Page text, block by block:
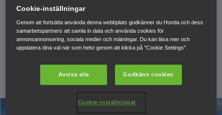
Sverige är ett fantastiskt vackert land med många ställen
att besöka. Varför inte bilsemestra i Sverige nästa gång
det är dags att ta lite ledigt? Här är lite tips inför vårens
och sommarens utflykter.
Cookie-inställningar
Genom att fortsätta använda denna webbplats godkänner du Honda och dess
samarbetspartners att samla in data och använda cookies för
annonsannonsering, sociala medier och mätningar. Du kan läsa mer och
uppdatera dina val när som helst genom att klicka på "Cookie Settings".
Avvisa alla Godkänn cookies
Cookie-inställningar